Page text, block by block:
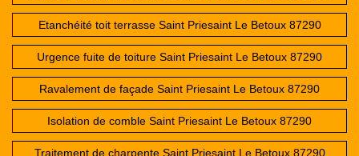
Etanchéité toit terrasse Saint Priesaint Le Betoux 87290
Urgence fuite de toiture Saint Priesaint Le Betoux 87290
Ravalement de façade Saint Priesaint Le Betoux 87290
Isolation de comble Saint Priesaint Le Betoux 87290
Traitement de charpente Saint Priesaint Le Betoux 87290